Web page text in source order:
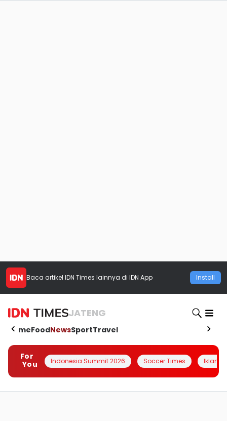
Baca artikel IDN Times lainnya di IDN App Install
JATENG
HomeFoodNewsSportTravel
For
You
Indonesia Summit 2026 Soccer Times Iklanin